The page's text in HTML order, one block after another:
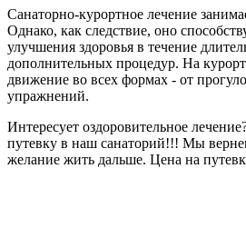
Санаторно-курортное лечение
Однако, как следствие, оно
улучшения здоровья в течение
дополнительных процедур. На
движение во всех формах - от
упражнений.
Интересует оздоровительное
путевку в наш санаторий!!! Мы
желание жить дальше. Цена на